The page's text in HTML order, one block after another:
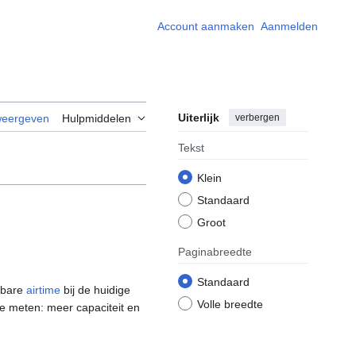
Account aanmaken Aanmelden
Hulpmiddelen Uiterlijk verbergen
Tekst
Klein
Standaard
Groot
Paginabreedte
Standaard
Volle breedte
airtime bij de huidige
meten: meer capaciteit en